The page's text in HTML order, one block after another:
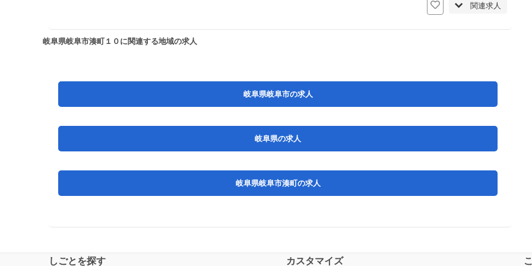
関連求人
岐阜県岐阜市湊町１０に関連する地域の求人
岐阜県岐阜市の求人
岐阜県の求人
岐阜県岐阜市湊町の求人
しごとを探す カスタマイズ